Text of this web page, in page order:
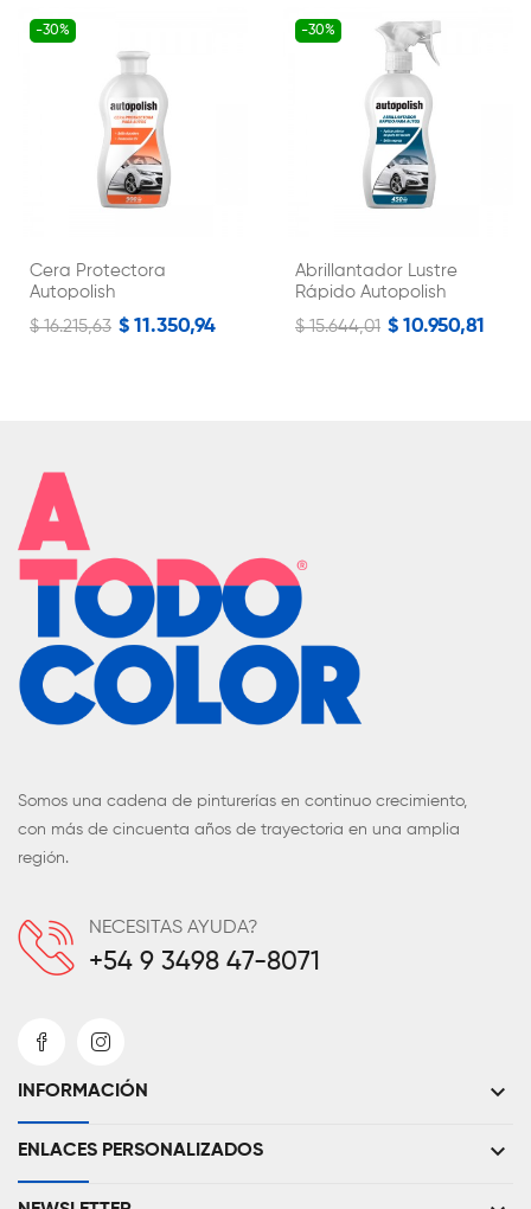
-30%
Cera Protectora
Autopolish
$ 16.215,63 $ 11.350,94
-30%
Abrillantador Lustre
Rápido Autopolish
$ 15.644,01 $ 10.950,81
Somos una cadena de pinturerías en continuo crecimiento,
con más de cincuenta años de trayectoria en una amplia
región.
NECESITAS AYUDA?
+54 9 3498 47-8071
INFORMACIÓN keyboard_arrow_down
ENLACES PERSONALIZADOS keyboard_arrow_down